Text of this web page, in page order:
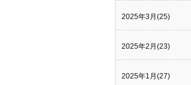
2025年3月(25)
2025年2月(23)
2025年1月(27)